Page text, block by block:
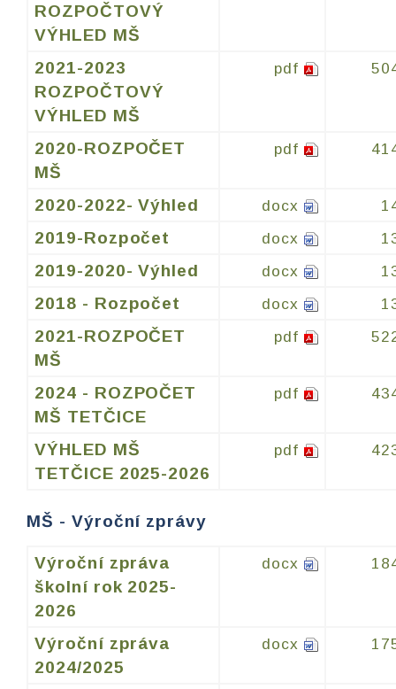
ROZPOČTOVÝ
VÝHLED MŠ
2021-2023
ROZPOČTOVÝ
VÝHLED MŠ
pdf
2020-ROZPOČET
MŠ
pdf
2020-2022- Výhled docx
2019-Rozpočet docx
2019-2020- Výhled docx
2018 - Rozpočet docx
2021-ROZPOČET
MŠ
pdf
2024 - ROZPOČET
MŠ TETČICE
pdf
VÝHLED MŠ
TETČICE 2025-2026
pdf
MŠ - Výroční zprávy
Výroční zpráva
školní rok 2025-
2026
docx
Výroční zpráva
2024/2025
docx